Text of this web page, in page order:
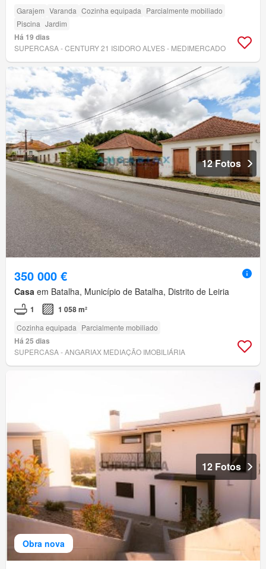
Garajem Varanda Cozinha equipada Parcialmente mobiliado
Piscina Jardim
Há 19 dias
SUPERCASA - CENTURY 21 ISIDORO ALVES - MEDIMERCADO
12 Fotos
350 000 €
Casa em Batalha, Município de Batalha, Distrito de Leiria
1 1 058 m²
Cozinha equipada Parcialmente mobiliado
Há 25 dias
SUPERCASA - ANGARIAX MEDIAÇÃO IMOBILIÁRIA
Obra nova
12 Fotos